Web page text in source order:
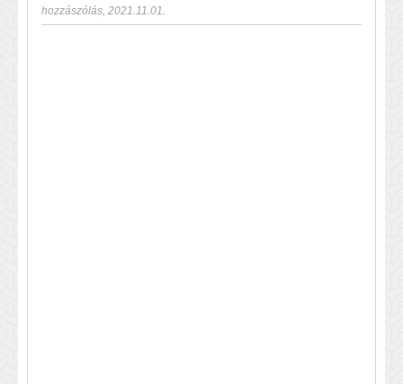
hozzászólás, 2021.11.01.